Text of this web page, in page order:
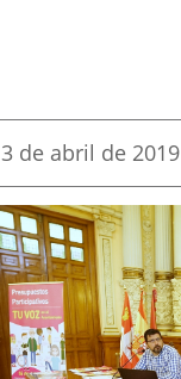
Fecha
la
noticia
3 de abril de 2019